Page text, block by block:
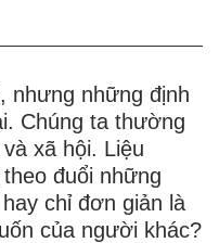
nhưng những định
Chúng ta thường
xã hội. Liệu
đuổi những
chỉ đơn giản là
của người khác?